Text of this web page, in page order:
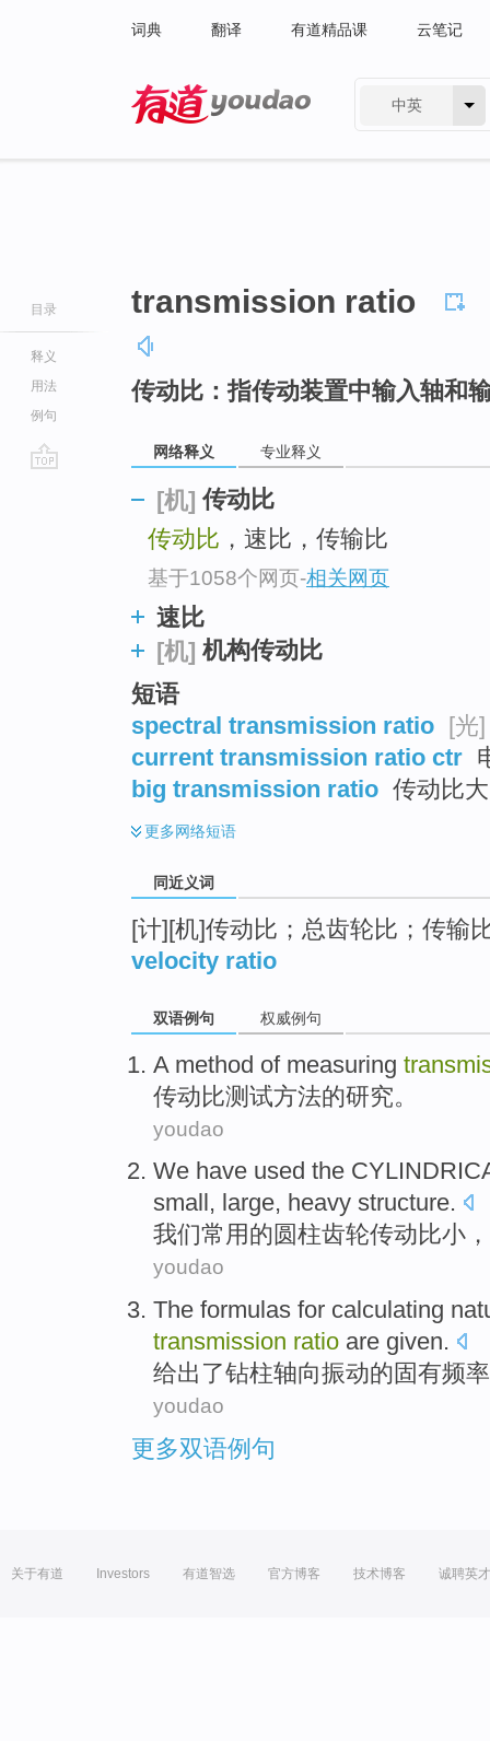
词典 翻译 有道精品课 云笔记
中英
目录
释义
用法
例句
transmission ratio
传动比：指传动装置中输入轴和
网络释义 专业释义
[机] 传动比
传动比 ，速比，传输比
基于1058个网页-相关网页
速比
[机] 机构传动比
短语
spectral transmission ratio [光]
current transmission ratio ctr
big transmission ratio 传动比大
更多网络短语
同近义词
[计][机]传动比；总齿轮比；传输
velocity ratio
双语例句 权威例句
A method of measuring
传动比测试方法的研究。
youdao
We have used the
small , large, heavy structure.
我们常用 的 圆柱齿轮传动比小 ，
youdao
The formulas for calculating
transmission ratio are given.
给出 了钻柱轴向振动的 固有频率
youdao
更多双语例句
关于有道 Investors 有道智选 官方博客 技术博客 诚聘英才